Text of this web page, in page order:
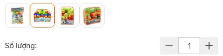
Số lượng: